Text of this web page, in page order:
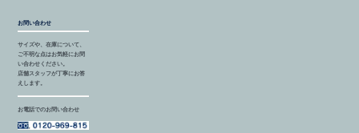
お問い合わせ
サイズや、在庫について、
ご不明な点はお気軽にお問
い合わせください。
店舗スタッフが丁寧にお答
えします。
お電話でのお問い合わせ